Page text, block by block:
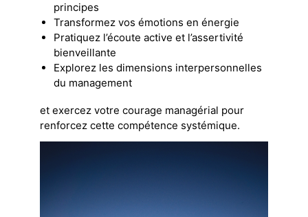
principes
Transformez vos émotions en énergie
Pratiquez l’écoute active et l’assertivité
bienveillante
Explorez les dimensions interpersonnelles
du management
et exercez votre courage managérial pour
renforcez cette compétence systémique.